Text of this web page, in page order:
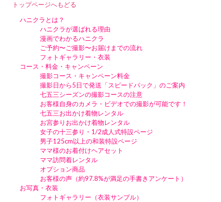
トップページへもどる
ハニクラとは？
ハニクラが選ばれる理由
漫画でわかるハニクラ
ご予約〜ご撮影〜お届けまでの流れ
フォトギャラリー・衣装
コース・料金・キャンペーン
撮影コース・キャンペーン料金
撮影日から5日で発送「スピードパック」のご案内
七五三シーズンの撮影コースの注意
お客様自身のカメラ・ビデオでの撮影が可能です！
七五三お出かけ着物レンタル
お宮参りお出かけ着物レンタル
女子の十三参り・1/2成人式特設ページ
男子125cm以上の和装特設ページ
ママ様のお着付けヘアセット
ママ訪問着レンタル
オプション商品
お客様の声（約97.8%が満足の手書きアンケート）
お写真・衣装
フォトギャラリー（衣装サンプル）